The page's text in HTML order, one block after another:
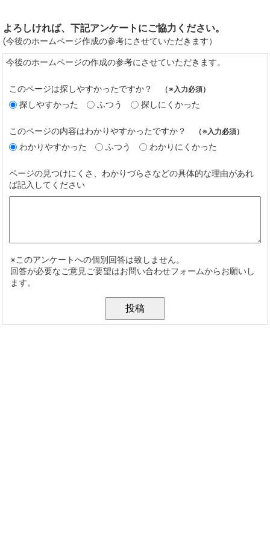
よろしければ、下記アンケートにご協力ください。
(今後のホームページ作成の参考にさせていただきます）
今後のホームページの作成の参考にさせていただきます。
このページは探しやすかったですか？ （※入力必須）
探しやすかった ふつう 探しにくかった
このページの内容はわかりやすかったですか？ （※入力必須）
わかりやすかった ふつう わかりにくかった
ページの見つけにくさ、わかりづらさなどの具体的な理由があれ
ば記入してください
※このアンケートへの個別回答は致しません。
回答が必要なご意見ご要望はお問い合わせフォームからお願いし
ます。